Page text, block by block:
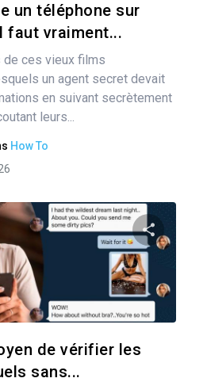
un téléphone sur
faut vraiment...
ces vieux films
un agent secret devait
en suivant secrètement
leurs...
How To
de vérifier les
sans...